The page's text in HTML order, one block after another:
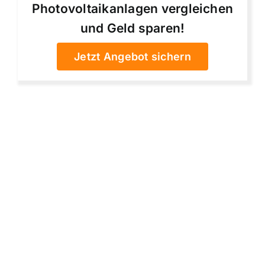
Photovoltaikanlagen vergleichen
und Geld sparen!
Jetzt Angebot sichern